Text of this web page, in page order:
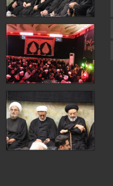
اینستاگرام